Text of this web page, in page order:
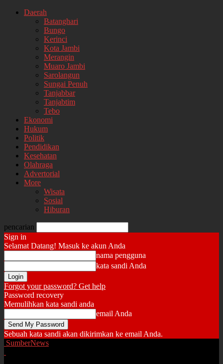
Daerah
Batanghari
Bungo
Kerinci
Kota Jambi
Merangin
Muaro Jambi
Sarolangun
Sungai Penuh
Tanjabbar
Tanjabtim
Tebo
Ekonomi
Hukum
Politik
Pendidikan
Kesehatan
Olahraga
Advertorial
More
Wisata
Sosial
Hiburan
pencarian
Sign in
Selamat Datang! Masuk ke akun Anda
nama pengguna
kata sandi Anda
Forgot your password? Get help
Password recovery
Memulihkan kata sandi anda
email Anda
Sebuah kata sandi akan dikirimkan ke email Anda.
SumberNews